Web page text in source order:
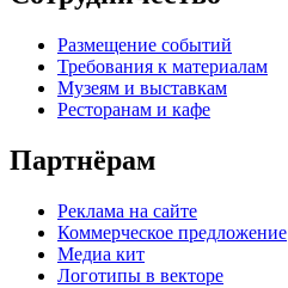
Размещение событий
Требования к материалам
Музеям и выставкам
Ресторанам и кафе
Партнёрам
Реклама на сайте
Коммерческое предложение
Медиа кит
Логотипы в векторе